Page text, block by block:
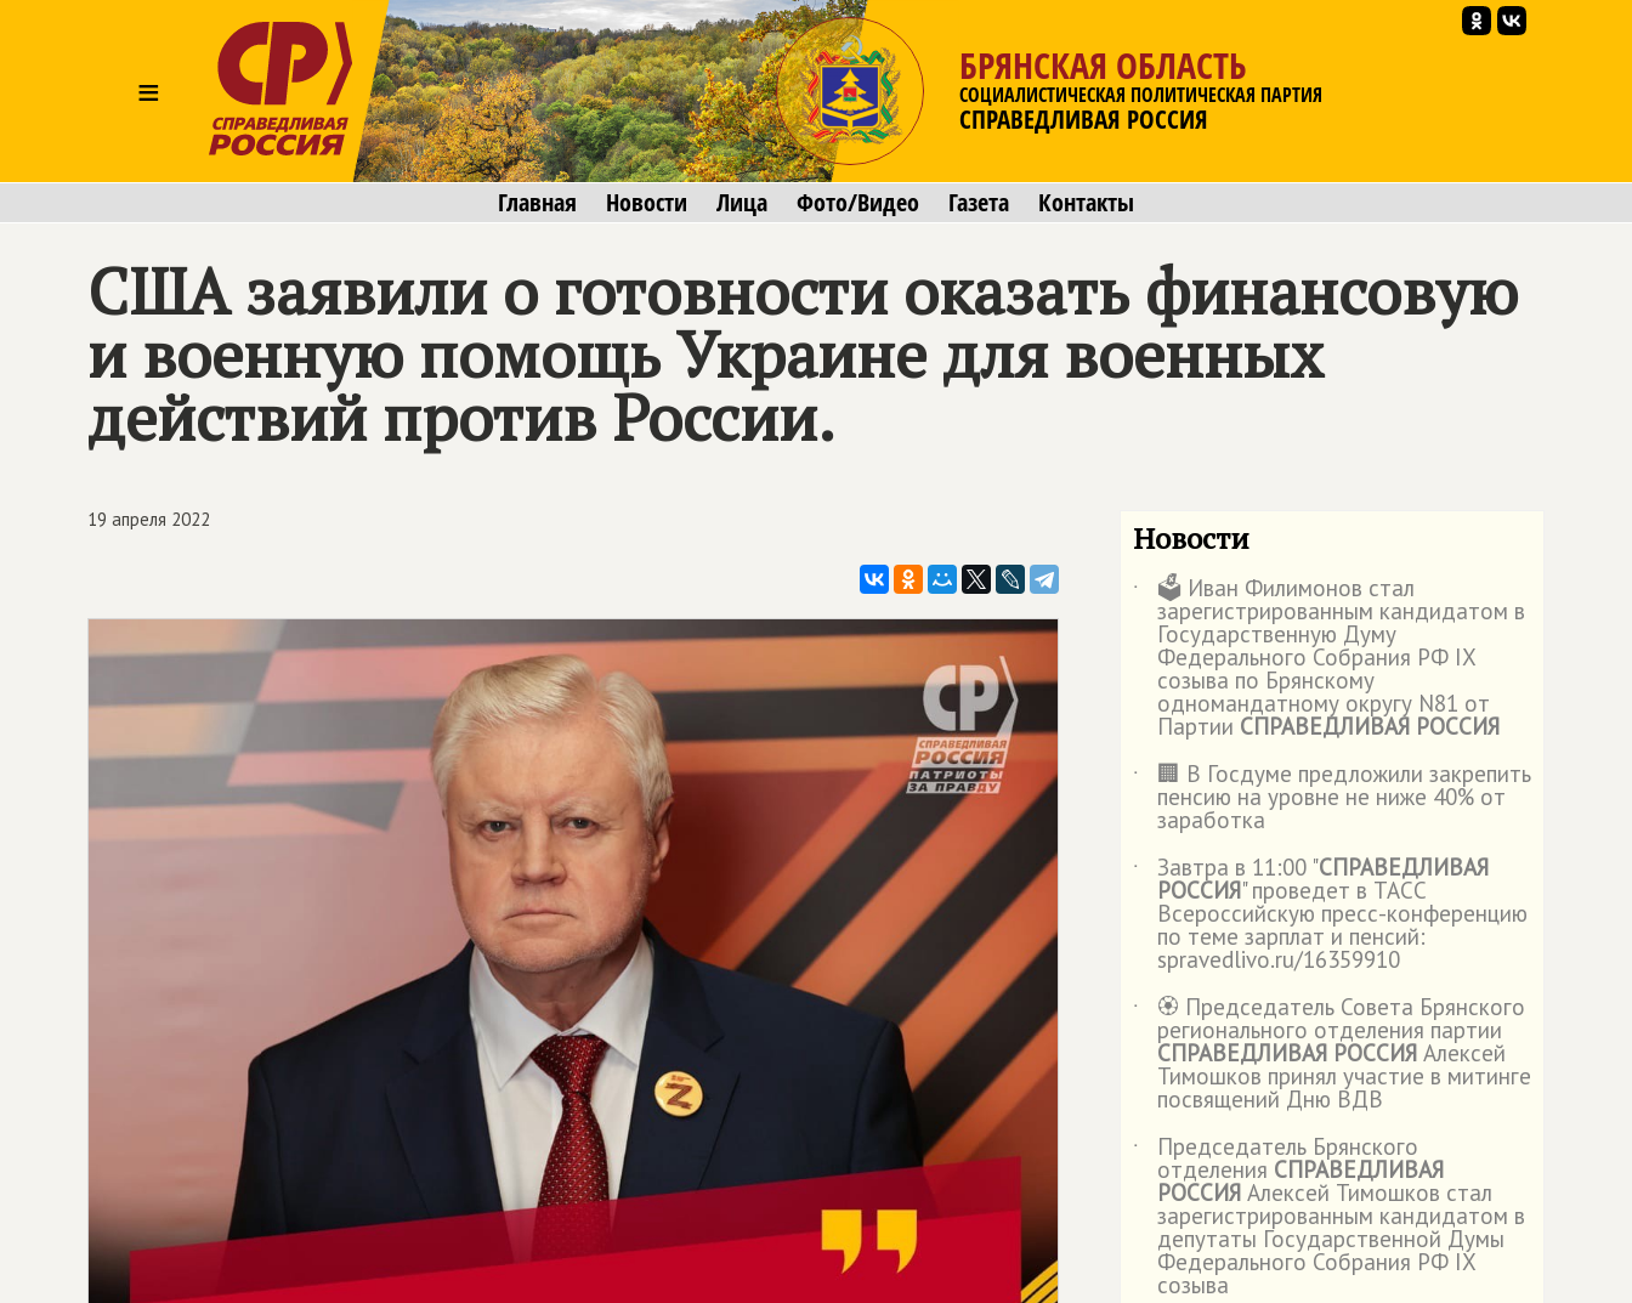
≡
БРЯНСКАЯ ОБЛАСТЬ
СОЦИАЛИСТИЧЕСКАЯ ПОЛИТИЧЕСКАЯ ПАРТИЯ
СПРАВЕДЛИВАЯ РОССИЯ
Главная Новости Лица Фото/Видео Газета Контакты
США заявили о готовности оказать финансовую
и военную помощь Украине для военных
действий против России.
19 апреля 2022 Новости
˙ 🗳️ Иван Филимонов стал
зарегистрированным кандидатом в
Государственную Думу
Федерального Собрания РФ IX
созыва по Брянскому
одномандатному округу N81 от
Партии СПРАВЕДЛИВАЯ РОССИЯ
˙
🏢 В Госдуме предложили закрепить
пенсию на уровне не ниже 40% от
заработка
˙
Завтра в 11:00 "СПРАВЕДЛИВАЯ
РОССИЯ" проведет в ТАСС
Всероссийскую пресс-конференцию
по теме зарплат и пенсий:
spravedlivo.ru/16359910
˙
🏵️ Председатель Совета Брянского
регионального отделения партии
СПРАВЕДЛИВАЯ РОССИЯ Алексей
Тимошков принял участие в митинге
посвящений Дню ВДВ
˙
Председатель Брянского
отделения СПРАВЕДЛИВАЯ
РОССИЯ Алексей Тимошков стал
зарегистрированным кандидатом в
депутаты Государственной Думы
Федерального Собрания РФ IX
созыва